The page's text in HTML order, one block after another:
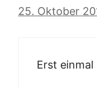
25. Oktober
Erst